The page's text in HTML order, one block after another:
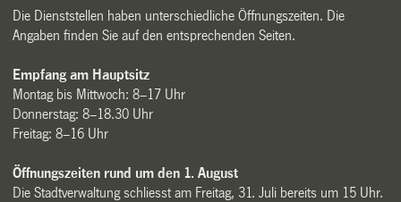
Die Dienststellen haben unterschiedliche Öffnungszeiten. Die
Angaben finden Sie auf den entsprechenden Seiten.
Empfang am Hauptsitz
Montag bis Mittwoch: 8–17 Uhr
Donnerstag: 8–18.30 Uhr
Freitag: 8–16 Uhr
Öffnungszeiten rund um den 1. August
Die Stadtverwaltung schliesst am Freitag, 31. Juli bereits um 15 Uhr.